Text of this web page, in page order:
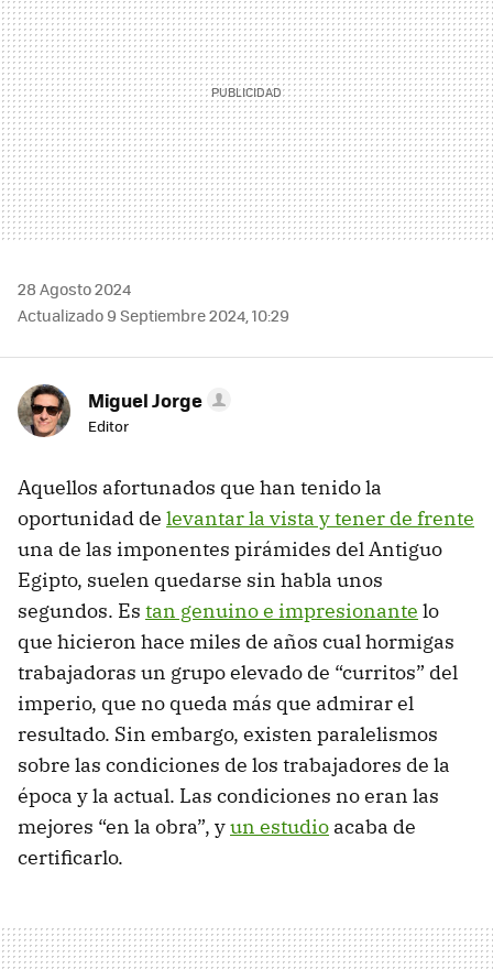
28 Agosto 2024
Actualizado 9 Septiembre 2024, 10:29
Miguel Jorge
Editor
Aquellos afortunados que han tenido la
oportunidad de levantar la vista y tener de frente
una de las imponentes pirámides del Antiguo
Egipto, suelen quedarse sin habla unos
segundos. Es tan genuino e impresionante lo
que hicieron hace miles de años cual hormigas
trabajadoras un grupo elevado de “curritos” del
imperio, que no queda más que admirar el
resultado. Sin embargo, existen paralelismos
sobre las condiciones de los trabajadores de la
época y la actual. Las condiciones no eran las
mejores “en la obra”, yun estudio acaba de
certificarlo.